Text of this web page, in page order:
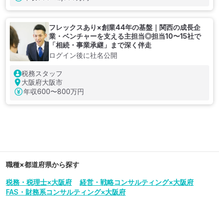
フレックスあり×創業44年の基盤｜関西の成長企
業・ベンチャーを支える主担当◎担当10〜15社で
「相続・事業承継」まで深く伴走
ログイン後に社名公開
税務スタッフ
大阪府大阪市
年収600〜800万円
職種×都道府県から探す
税務・税理士×大阪府
経営・戦略コンサルティング×大阪府
FAS・財務系コンサルティング×大阪府